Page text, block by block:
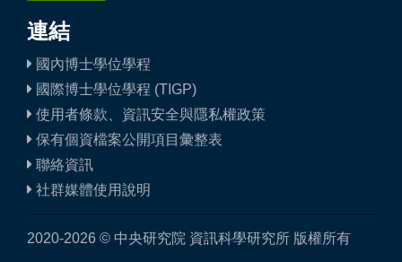
連結
國內博士學位學程
國際博士學位學程 (TIGP)
使用者條款、資訊安全與隱私權政策
保有個資檔案公開項目彙整表
聯絡資訊
社群媒體使用說明
2020-2026 © 中央研究院 資訊科學研究所 版權所有